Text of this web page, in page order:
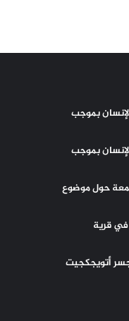
بموجب
بموجب
حول موضوع
في قرية
جسر أتويجكجيت